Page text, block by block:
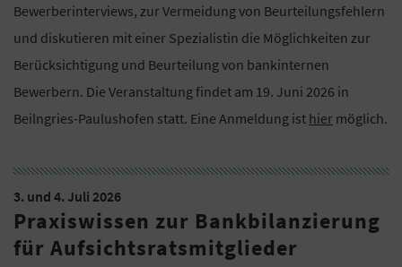
Bewerberinterviews, zur Vermeidung von Beurteilungsfehlern
und diskutieren mit einer Spezialistin die Möglichkeiten zur
Berücksichtigung und Beurteilung von bankinternen
Bewerbern. Die Veranstaltung findet am 19. Juni 2026 in
Beilngries-Paulushofen statt. Eine Anmeldung ist hier möglich.
3. und 4. Juli 2026
Praxiswissen zur Bankbilanzierung
für Aufsichtsratsmitglieder